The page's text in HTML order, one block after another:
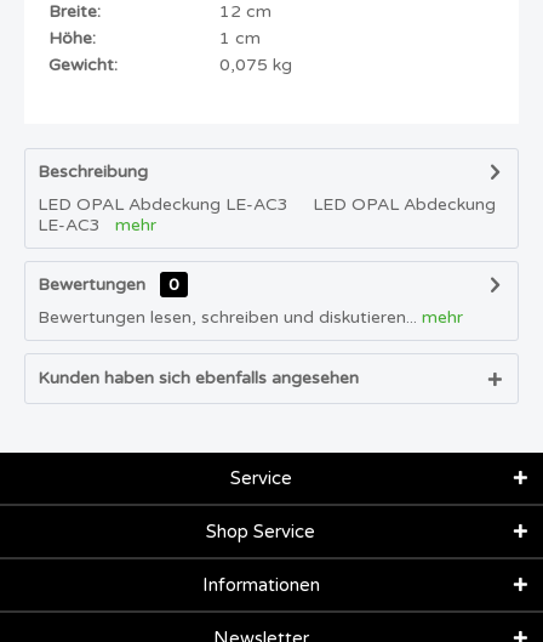
Breite:
12 cm
Höhe:
1 cm
Gewicht:
0,075 kg
Beschreibung
LED OPAL Abdeckung LE-AC3 LED OPAL Abdeckung
LE-AC3 mehr
Bewertungen
0
Bewertungen lesen, schreiben und diskutieren... mehr
Kunden haben sich ebenfalls angesehen
Service
Shop Service
Informationen